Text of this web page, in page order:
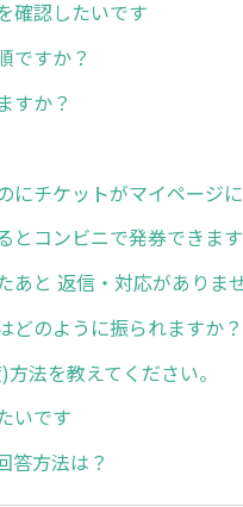
確認したいです
ですか？
すか？
にチケットがマイページ
とコンビニで発券できま
あと 返信・対応がありま
どのように振られますか？
法を教えてください。
いです
答方法は？